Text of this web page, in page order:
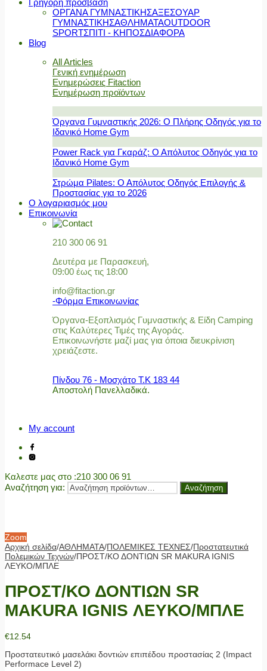
Γρήγορη πρόσβαση
ΟΡΓΑΝΑ ΓΥΜΝΑΣΤΙΚΗΣΑΞΕΣΟΥΑΡ
ΓΥΜΝΑΣΤΙΚΗΣΑΘΛΗΜΑΤΑOUTDOOR
SPORTΣΠΙΤΙ - ΚΗΠΟΣΔΙΑΦΟΡΑ
Blog
All Articles
Γενική ενημέρωση
Ενημερώσεις Fitaction
Ενημέρωση προϊόντων
Όργανα Γυμναστικής 2026: Ο Πλήρης Οδηγός για το
Ιδανικό Home Gym
Power Rack για Γκαράζ: Ο Απόλυτος Οδηγός για το
Ιδανικό Home Gym
Στρώμα Pilates: Ο Απόλυτος Οδηγός Επιλογής &
Προστασίας για το 2026
Ο λογαριασμός μου
Επικοινωνία
210 300 06 91
Δευτέρα με Παρασκευή,
09:00 έως τις 18:00
info@fitaction.gr
-Φόρμα Επικοινωνίας
Όργανα-Εξοπλισμός Γυμναστικής & Είδη Camping
στις Καλύτερες Τιμές της Αγοράς.
Επικοινωνήστε μαζί μας για όποια διευκρίνιση
χρειάζεστε.
Πίνδου 76 - Μοσχάτο Τ.Κ 183 44
Αποστολή Πανελλαδικά.
My account
Καλεστε μας στο :210 300 06 91
Αναζήτηση για:
Αναζήτηση
Zoom
Αρχική σελίδα/ΑΘΛΗΜΑΤΑ/ΠΟΛΕΜΙΚΕΣ ΤΕΧΝΕΣ/Προστατευτικά
Πολεμικών Τεχνών/ΠΡΟΣΤ/ΚΟ ΔΟΝΤΙΩΝ SR MAKURA IGNIS
ΛΕΥΚΟ/ΜΠΛΕ
ΠΡΟΣΤ/ΚΟ ΔΟΝΤΙΩΝ SR
MAKURA IGNIS ΛΕΥΚΟ/ΜΠΛΕ
€12.54
Προστατευτικό μασελάκι δοντιών επιπέδου προστασίας 2 (Impact
Performace Level 2)